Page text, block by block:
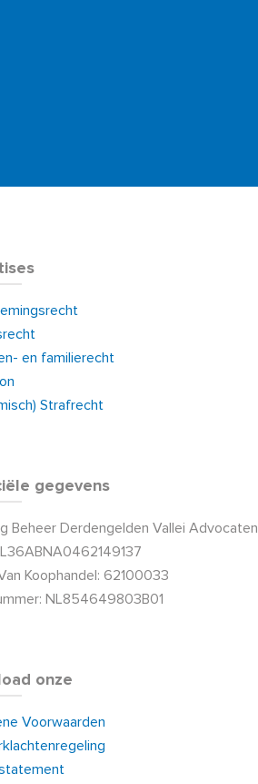
en familierecht
Strafrecht
gegevens
Beheer Derdengelden Vallei Advocaten
Koophandel: 62100033
NL854649803B01
onze
Voorwaarden